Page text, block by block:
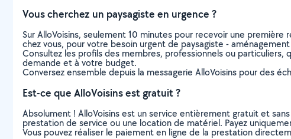
Vous cherchez un paysagiste en urgence ?
Sur AlloVoisins, seulement 10 minutes pour recevoir une
chez vous, pour votre besoin urgent de paysagiste -
Consultez les profils des membres, professionnels ou
demande et à votre budget.
Conversez ensemble depuis la messagerie AlloVoisins pour des
Est-ce que AlloVoisins est gratuit ?
Absolument ! AlloVoisins est un service entièrement gratuit et
prestation de service ou une location de matériel. Payez
Vous pouvez réaliser le paiement en ligne de la prestation